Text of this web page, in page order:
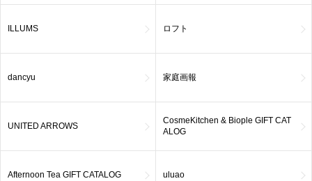
ILLUMS ロフト
dancyu 家庭画報
UNITED ARROWS
CosmeKitchen & Biople GIFT CAT
ALOG
Afternoon Tea GIFT CATALOG uluao